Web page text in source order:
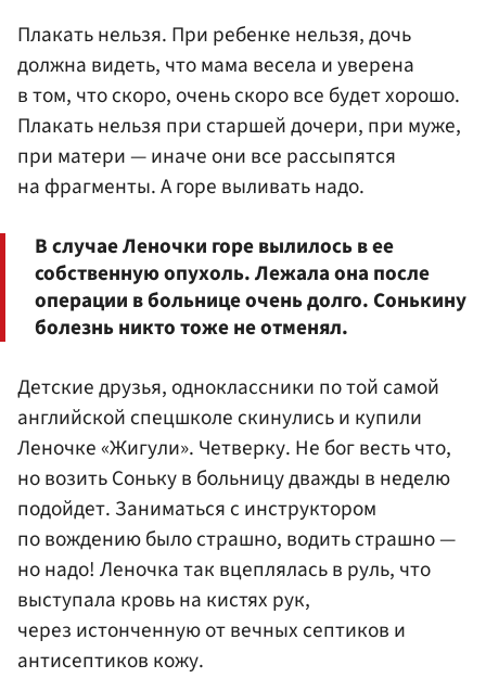
Плакать нельзя. При ребенке нельзя, дочь
должна видеть, что мама весела и уверена
в том, что скоро, очень скоро все будет хорошо.
Плакать нельзя при старшей дочери, при муже,
при матери — иначе они все рассыпятся
на фрагменты. А горе выливать надо.
В случае Леночки горе вылилось в ее
собственную опухоль. Лежала она после
операции в больнице очень долго. Сонькину
болезнь никто тоже не отменял.
Детские друзья, одноклассники по той самой
английской спецшколе скинулись и купили
Леночке «Жигули». Четверку. Не бог весть что,
но возить Соньку в больницу дважды в неделю
подойдет. Заниматься с инструктором
по вождению было страшно, водить страшно —
но надо! Леночка так вцеплялась в руль, что
выступала кровь на кистях рук,
через истонченную от вечных септиков и
антисептиков кожу.